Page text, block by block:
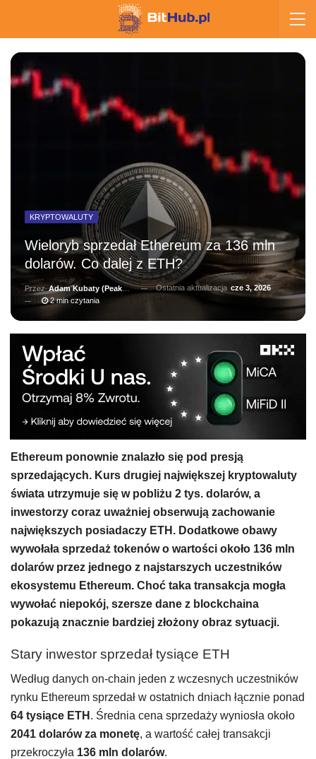
KRYPTOWALUTY
Wieloryb sprzedał Ethereum za 136 mln
dolarów. Co dalej z ETH?
PrzezAdam Kubaty (peakhunter) Ostatnia aktualizacja cze 3, 2026
2 min czytania
Ethereum ponownie znalazło się pod presją
sprzedających. Kurs drugiej największej kryptowaluty
świata utrzymuje się w pobliżu 2 tys. dolarów, a
inwestorzy coraz uważniej obserwują zachowanie
największych posiadaczy ETH. Dodatkowe obawy
wywołała sprzedaż tokenów o wartości około 136 mln
dolarów przez jednego z najstarszych uczestników
ekosystemu Ethereum. Choć taka transakcja mogła
wywołać niepokój, szersze dane z blockchaina
pokazują znacznie bardziej złożony obraz sytuacji.
Stary inwestor sprzedał tysiące ETH
Według danych on-chain jeden z wczesnych uczestników
rynku Ethereum sprzedał w ostatnich dniach łącznie ponad
64 tysiące ETH . Średnia cena sprzedaży wyniosła około
2041 dolarów za monetę, a wartość całej transakcji
przekroczyła 136 mln dolarów.